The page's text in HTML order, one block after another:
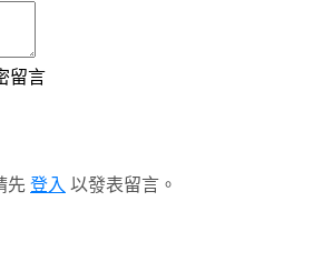
留言
先 登入 以發表留言。